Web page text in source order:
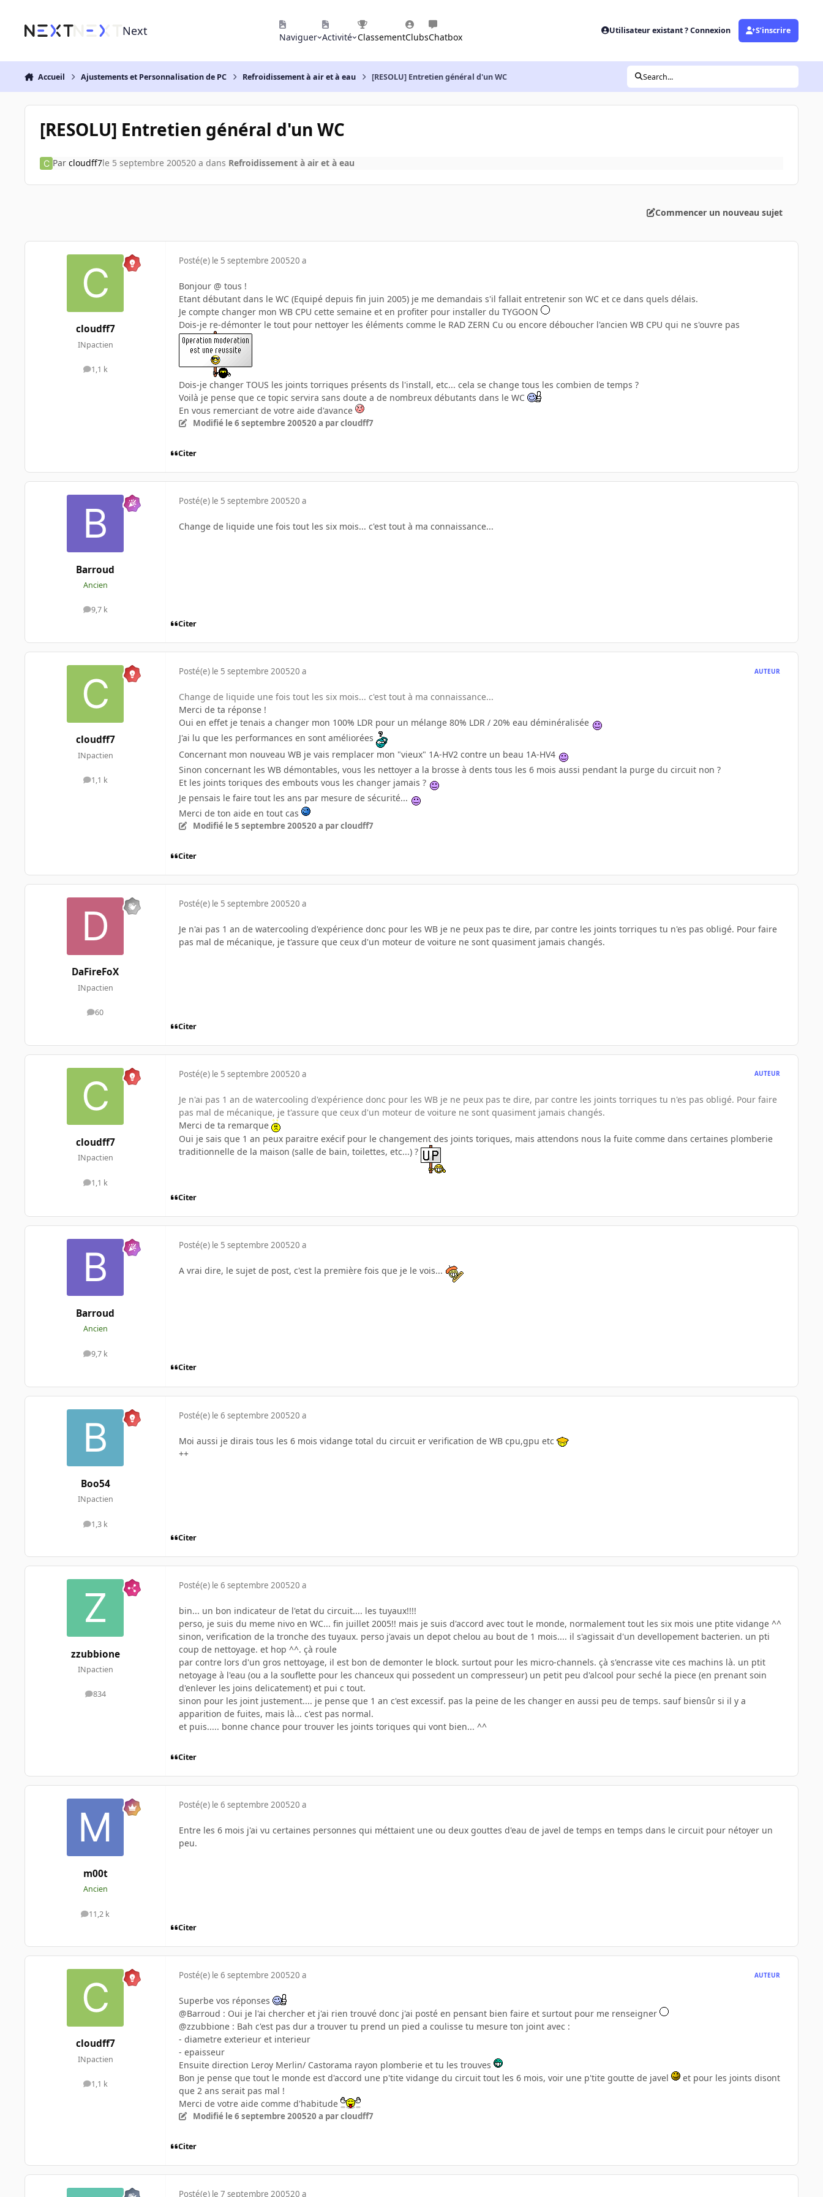
Next Naviguer Activité ClassementClubsChatbox
Utilisateur existant ? Connexion S’inscrire
Accueil Ajustements et Personnalisation de PC Refroidissement à air et à eau [RESOLU] Entretien général d'un WC Search...
[RESOLU] Entretien général d'un WC
Par cloudff7le 5 septembre 200520 a dans Refroidissement à air et à eau
Commencer un nouveau sujet
cloudff7
INpactien
1,1 k
messages
Posté(e) le 5 septembre 200520 a
Bonjour @ tous !
Etant débutant dans le WC (Equipé depuis fin juin 2005) je me demandais s'il fallait entretenir son WC et ce dans quels délais.
Je compte changer mon WB CPU cette semaine et en profiter pour installer du TYGOON
Dois-je re-démonter le tout pour nettoyer les éléments comme le RAD ZERN Cu ou encore déboucher l'ancien WB CPU qui ne s'ouvre pas
Dois-je changer TOUS les joints torriques présents ds l'install, etc... cela se change tous les combien de temps ?
Voilà je pense que ce topic servira sans doute a de nombreux débutants dans le WC
En vous remerciant de votre aide d'avance
Modifié le 6 septembre 200520 a par cloudff7
Citer
Barroud
Ancien
9,7 k
messages
Posté(e) le 5 septembre 200520 a
Change de liquide une fois tout les six mois... c'est tout à ma connaissance...
Citer
cloudff7
INpactien
1,1 k
messages
Posté(e) le 5 septembre 200520 a AUTEUR
Change de liquide une fois tout les six mois... c'est tout à ma connaissance...
Merci de ta réponse !
Oui en effet je tenais a changer mon 100% LDR pour un mélange 80% LDR / 20% eau déminéralisée
J'ai lu que les performances en sont améliorées
Concernant mon nouveau WB je vais remplacer mon "vieux" 1A-HV2 contre un beau 1A-HV4
Sinon concernant les WB démontables, vous les nettoyer a la brosse à dents tous les 6 mois aussi pendant la purge du circuit non ?
Et les joints toriques des embouts vous les changer jamais ?
Je pensais le faire tout les ans par mesure de sécurité...
Merci de ton aide en tout cas
Modifié le 5 septembre 200520 a par cloudff7
Citer
DaFireFoX
INpactien
60
messages
Posté(e) le 5 septembre 200520 a
Je n'ai pas 1 an de watercooling d'expérience donc pour les WB je ne peux pas te dire, par contre les joints torriques tu n'es pas obligé. Pour faire
pas mal de mécanique, je t'assure que ceux d'un moteur de voiture ne sont quasiment jamais changés.
Citer
cloudff7
INpactien
1,1 k
messages
Posté(e) le 5 septembre 200520 a AUTEUR
Je n'ai pas 1 an de watercooling d'expérience donc pour les WB je ne peux pas te dire, par contre les joints torriques tu n'es pas obligé. Pour faire
pas mal de mécanique, je t'assure que ceux d'un moteur de voiture ne sont quasiment jamais changés.
Merci de ta remarque
Oui je sais que 1 an peux paraitre exécif pour le changement des joints toriques, mais attendons nous la fuite comme dans certaines plomberie
traditionnelle de la maison (salle de bain, toilettes, etc...) ?
Citer
Barroud
Ancien
9,7 k
messages
Posté(e) le 5 septembre 200520 a
A vrai dire, le sujet de post, c'est la première fois que je le vois...
Citer
Boo54
INpactien
1,3 k
messages
Posté(e) le 6 septembre 200520 a
Moi aussi je dirais tous les 6 mois vidange total du circuit er verification de WB cpu,gpu etc
++
Citer
zzubbione
INpactien
834
messages
Posté(e) le 6 septembre 200520 a
bin... un bon indicateur de l'etat du circuit.... les tuyaux!!!!
perso, je suis du meme nivo en WC... fin juillet 2005!! mais je suis d'accord avec tout le monde, normalement tout les six mois une ptite vidange ^^
sinon, verification de la tronche des tuyaux. perso j'avais un depot chelou au bout de 1 mois.... il s'agissait d'un devellopement bacterien. un pti
coup de nettoyage. et hop ^^. çà roule
par contre lors d'un gros nettoyage, il est bon de demonter le block. surtout pour les micro-channels. çà s'encrasse vite ces machins là. un ptit
netoyage à l'eau (ou a la souflette pour les chanceux qui possedent un compresseur) un petit peu d'alcool pour seché la piece (en prenant soin
d'enlever les joins delicatement) et pui c tout.
sinon pour les joint justement.... je pense que 1 an c'est excessif. pas la peine de les changer en aussi peu de temps. sauf biensûr si il y a
apparition de fuites, mais là... c'est pas normal.
et puis..... bonne chance pour trouver les joints toriques qui vont bien... ^^
Citer
m00t
Ancien
11,2 k
messages
Posté(e) le 6 septembre 200520 a
Entre les 6 mois j'ai vu certaines personnes qui méttaient une ou deux gouttes d'eau de javel de temps en temps dans le circuit pour nétoyer un
peu.
Citer
cloudff7
INpactien
1,1 k
messages
Posté(e) le 6 septembre 200520 a AUTEUR
Superbe vos réponses
@Barroud : Oui je l'ai chercher et j'ai rien trouvé donc j'ai posté en pensant bien faire et surtout pour me renseigner
@zzubbione : Bah c'est pas dur a trouver tu prend un pied a coulisse tu mesure ton joint avec :
- diametre exterieur et interieur
- epaisseur
Ensuite direction Leroy Merlin/ Castorama rayon plomberie et tu les trouves
Bon je pense que tout le monde est d'accord une p'tite vidange du circuit tout les 6 mois, voir une p'tite goutte de javel
et pour les joints disont
que 2 ans serait pas mal !
Merci de votre aide comme d'habitude
Modifié le 6 septembre 200520 a par cloudff7
Citer
Posté(e) le 7 septembre 200520 a